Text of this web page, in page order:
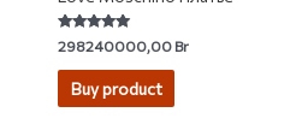
Rated
4.75
out of 5
298240000,00Br
Buy product